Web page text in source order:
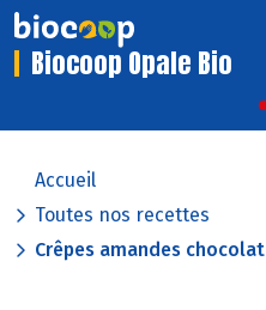
Biocoop Opale Bio
Accueil
Toutes nos recettes
Crêpes amandes chocolat